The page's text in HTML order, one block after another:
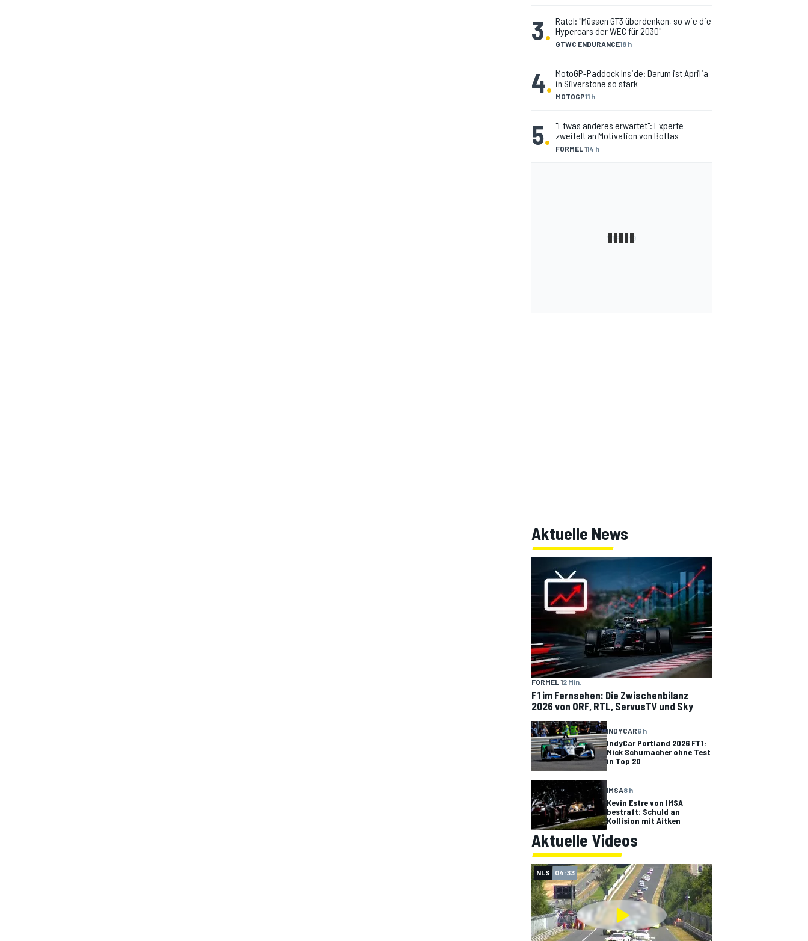
3. GTWC ENDURANCE18 h
Ratel: "Müssen GT3 überdenken, so wie die
Hypercars der WEC für 2030"
4. MOTOGP11 h
MotoGP-Paddock Inside: Darum ist Aprilia
in Silverstone so stark
5. FORMEL 114 h
"Etwas anderes erwartet": Experte
zweifelt an Motivation von Bottas
Aktuelle News
FORMEL 12 Min.
F1 im Fernsehen: Die Zwischenbilanz
2026 von ORF, RTL, ServusTV und Sky
INDYCAR6 h
IndyCar Portland 2026 FT1:
Mick Schumacher ohne Test
in Top 20
IMSA8 h
Kevin Estre von IMSA
bestraft: Schuld an
Kollision mit Aitken
Aktuelle Videos
NLS 04:33